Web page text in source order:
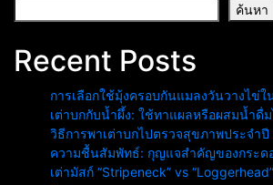
ค้นหา
Recent Posts
การเลือกใช้มุ้งครอบกันแมลงวันวางไข่ใ
เต่าบกกับน้ำผึ้ง: ใช้ทาแผลหรือผสมน้ำดื่
วิธีการพาเต่าบกไปตรวจสุขภาพประจำปี
ความชื้นสัมพัทธ์: กุญแจสำคัญของกระด
เต่ามัสก์ “Stripeneck” vs